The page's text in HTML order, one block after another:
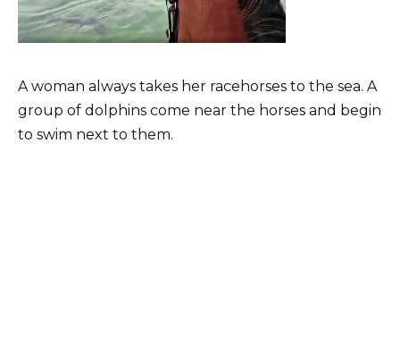
A woman always takes her racehorses to the sea. A
group of dolphins come near the horses and begin
to swim next to them.